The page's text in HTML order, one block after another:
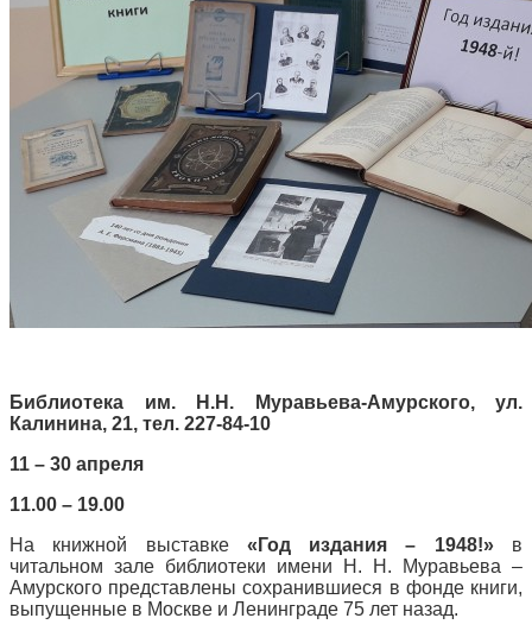
Библиотека им. Н.Н. Муравьева-Амурского, ул.
Калинина, 21, тел. 227-84-10
11 – 30 апреля
11.00 – 19.00
На книжной выставке«Год издания – 1948!»в
читальном зале библиотеки имени Н. Н. Муравьева –
Амурского представлены сохранившиеся в фонде книги,
выпущенные в Москве и Ленинграде 75 лет назад.